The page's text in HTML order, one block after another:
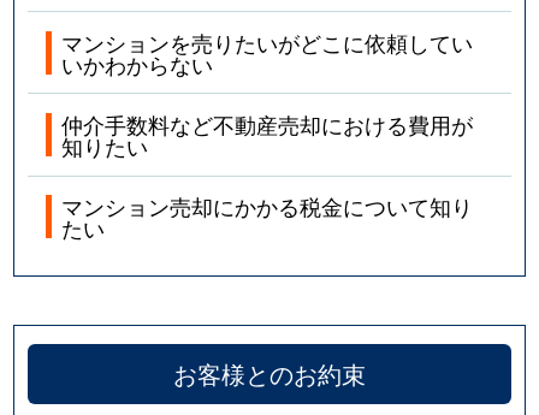
マンションを売りたいがどこに依頼してい
いかわからない
仲介手数料など不動産売却における費用が
知りたい
マンション売却にかかる税金について知り
たい
お客様とのお約束